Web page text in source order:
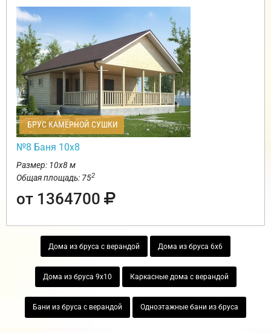
БРУС КАМЕРНОЙ СУШКИ
№8 Баня 10х8
Размер: 10х8 м
Общая площадь: 752
от 1364700
Дома из бруса с верандой Дома из бруса 6х6
Дома из бруса 9х10 Каркасные дома с верандой
Бани из бруса с верандой Одноэтажные бани из бруса